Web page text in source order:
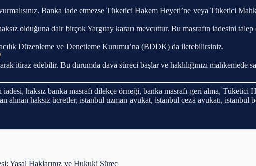
Banka iade etmezse Tüketici Hakem Heyeti’ne veya Tüketici
olduğuna dair birçok Yargıtay kararı mevcuttur. Bu masrafın iadesini
Düzenleme ve Denetleme Kurumu’na (BDDK) da iletebilirsiniz.
itiraz edebilir. Bu durumda dava süreci başlar ve haklılığınızı mahkemede
iadesi, haksız banka masrafı dilekçe örneği, banka masrafı geri alma,
alınan haksız ücretler, istanbul uzman avukat, istanbul ceza avukatı,
Yasal Haklarınız ve Hukuki Süreç